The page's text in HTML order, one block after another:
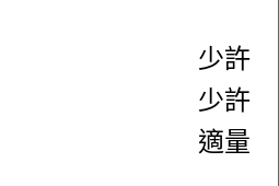
少許
少許
適量